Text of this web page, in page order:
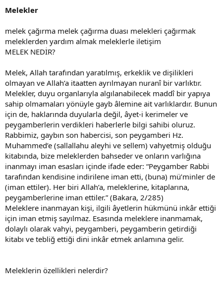
a
a
h
Melekler
melek çağırma melek çağırma duası melekleri çağırmak
meleklerden yardım almak meleklerle iletişim
MELEK NEDİR?
Melek, Allah tarafından yaratılmış, erkeklik ve dişilikleri
olmayan ve Allah’a itaatten ayrılmayan nuranî bir varlıktır.
Melekler, duyu organlarıyla algılanabilecek maddî bir yapıya
sahip olmamaları yönüyle gayb âlemine ait varlıklardır. Bunun
için de, haklarında duyularla değil, âyet-i kerimeler ve
peygamberlerin verdikleri haberlerle bilgi sahibi oluruz.
Rabbimiz, gaybın son habercisi, son peygamberi Hz.
Muhammed’e (sallallahu aleyhi ve sellem) vahyetmiş olduğu
kitabında, bize meleklerden bahseder ve onların varlığına
inanmayı iman esasları içinde ifade eder: “Peygamber Rabbi
tarafından kendisine indirilene iman etti, (buna) mü’minler de
(iman ettiler). Her biri Allah’a, meleklerine, kitaplarına,
peygamberlerine iman ettiler.” (Bakara, 2/285)
Meleklere inanmayan kişi, ilgili âyetlerin hükmünü inkâr ettiği
için iman etmiş sayılmaz. Esasında meleklere inanmamak,
dolaylı olarak vahyi, peygamberi, peygamberin getirdiği
kitabı ve tebliğ ettiği dini inkâr etmek anlamına gelir.
Meleklerin özellikleri nelerdir?